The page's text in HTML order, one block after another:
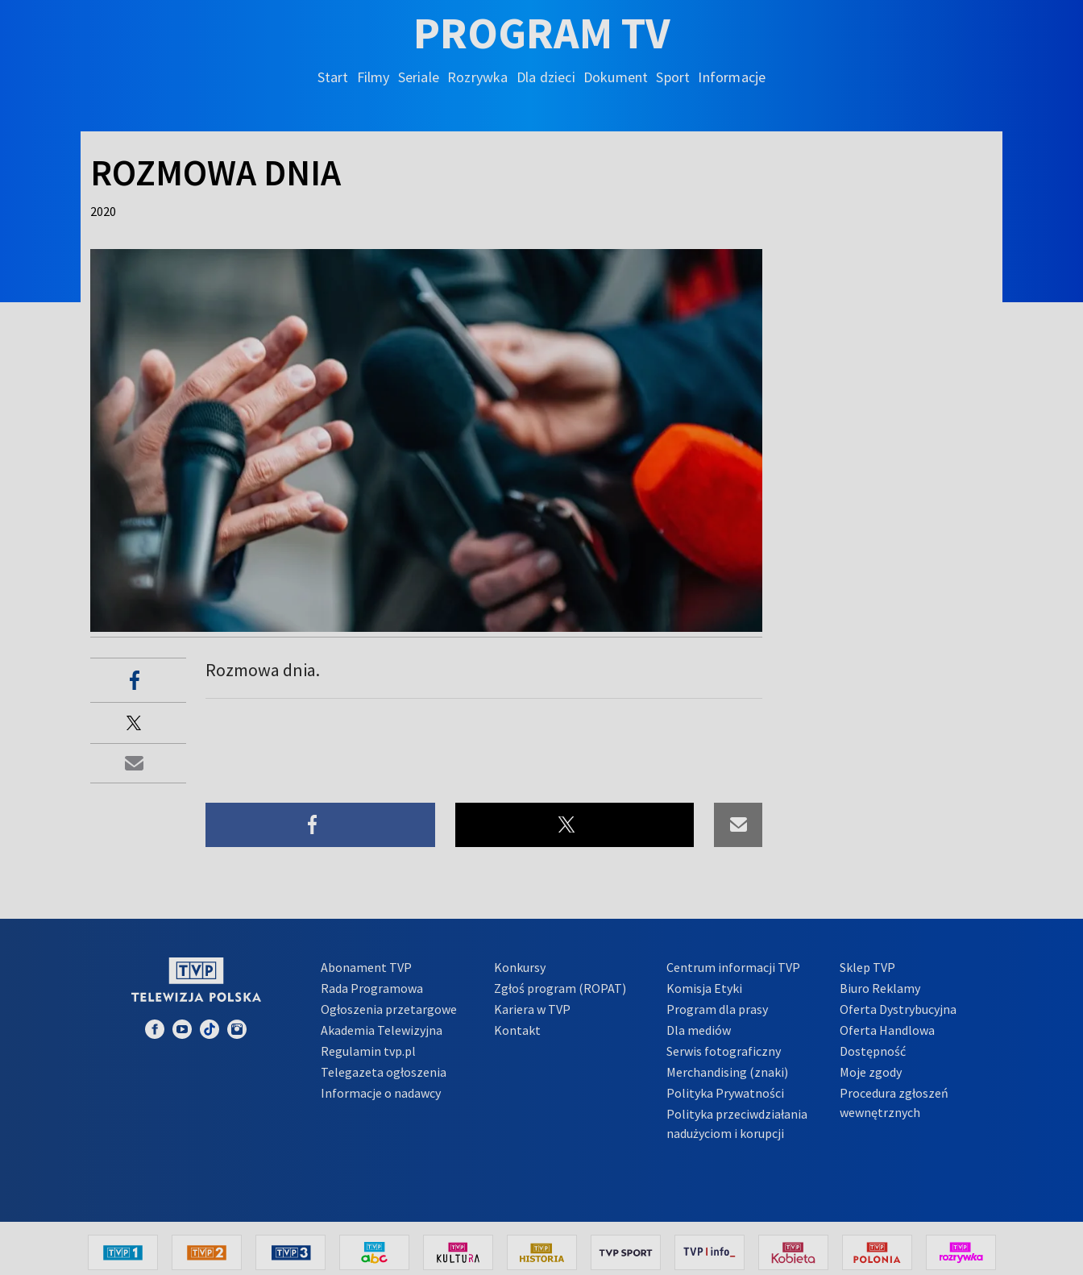
PROGRAM TV
Start Filmy Seriale Rozrywka Dla dzieci Dokument Sport Informacje
ROZMOWA DNIA
2020
Rozmowa dnia.
Abonament TVP
Rada Programowa
Ogłoszenia przetargowe
Akademia Telewizyjna
Regulamin tvp.pl
Telegazeta ogłoszenia
Informacje o nadawcy
Konkursy
Zgłoś program (ROPAT)
Kariera w TVP
Kontakt
Centrum informacji TVP
Komisja Etyki
Program dla prasy
Dla mediów
Serwis fotograficzny
Merchandising (znaki)
Polityka Prywatności
Polityka przeciwdziałania
nadużyciom i korupcji
Sklep TVP
Biuro Reklamy
Oferta Dystrybucyjna
Oferta Handlowa
Dostępność
Moje zgody
Procedura zgłoszeń
wewnętrznych